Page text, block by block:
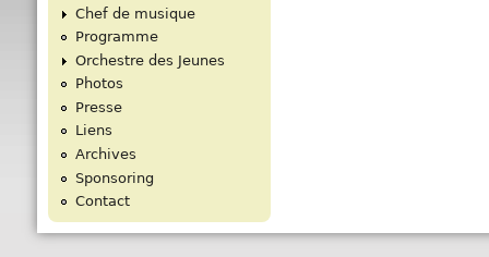
Chef de musique
Programme
Orchestre des Jeunes
Photos
Presse
Liens
Archives
Sponsoring
Contact